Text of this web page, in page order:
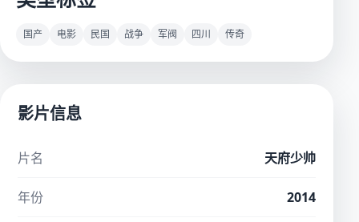
国产 电影 民国 战争 军阀 四川 传奇
影片信息
片名 天府少帅
年份 2014